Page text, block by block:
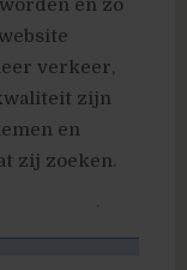
en zo
verkeer,
zijn
en
zij zoeken.